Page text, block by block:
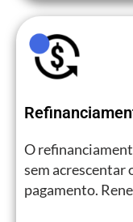
O
sem acrescentar
pagamento.